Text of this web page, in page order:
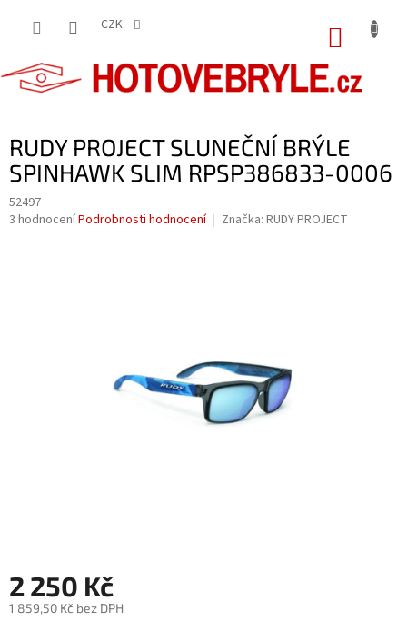
CZK
RUDY PROJECT SLUNEČNÍ BRÝLE
SPINHAWK SLIM RPSP386833-0006
52497
Průměrné
3 hodnoceníPodrobnosti hodnocení Značka: RUDY PROJECT
2 250 Kč
1 859,50 Kč bez DPH